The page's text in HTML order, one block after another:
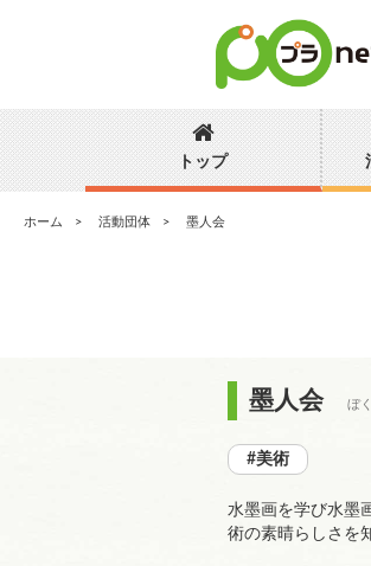
トップ
ホーム 活動団体 墨人会
墨人会 ぼ
#美術
水墨画を学び水墨
術の素晴らしさを